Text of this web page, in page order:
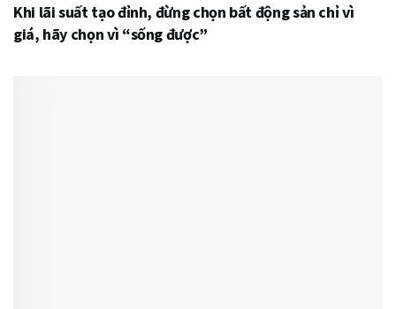
Khi lãi suất tạo đỉnh, đừng chọn bất động sản chỉ vì
giá, hãy chọn vì “sống được”